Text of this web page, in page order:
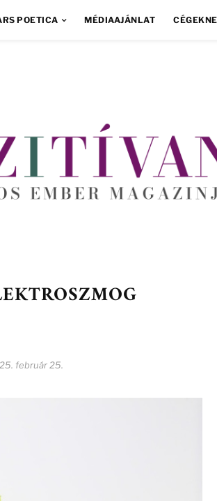
POETICA MÉDIAAJÁNLAT
február 25.